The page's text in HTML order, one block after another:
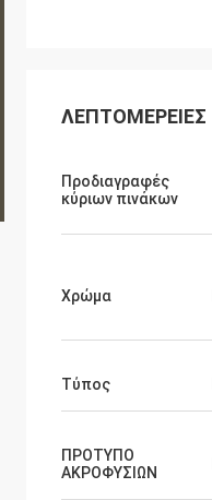
ΛΕΠΤΟΜΈΡΕΙΕΣ
Προδιαγραφές
κύριων πινάκων
Χρώμα
Τύπος
ΠΡΟΤΥΠΟ
ΑΚΡΟΦΥΣΙΩΝ